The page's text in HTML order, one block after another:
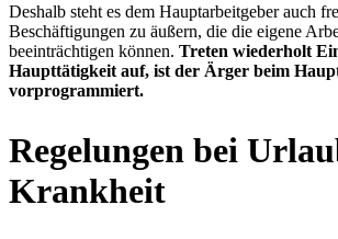
Deshalb steht es dem Hauptarbeitgeber auch
Beschäftigungen zu äußern, die die eigene
beeinträchtigen können. Treten wiederholt
Haupttätigkeit auf, ist der Ärger beim
vorprogrammiert.
Regelungen bei
Krankheit